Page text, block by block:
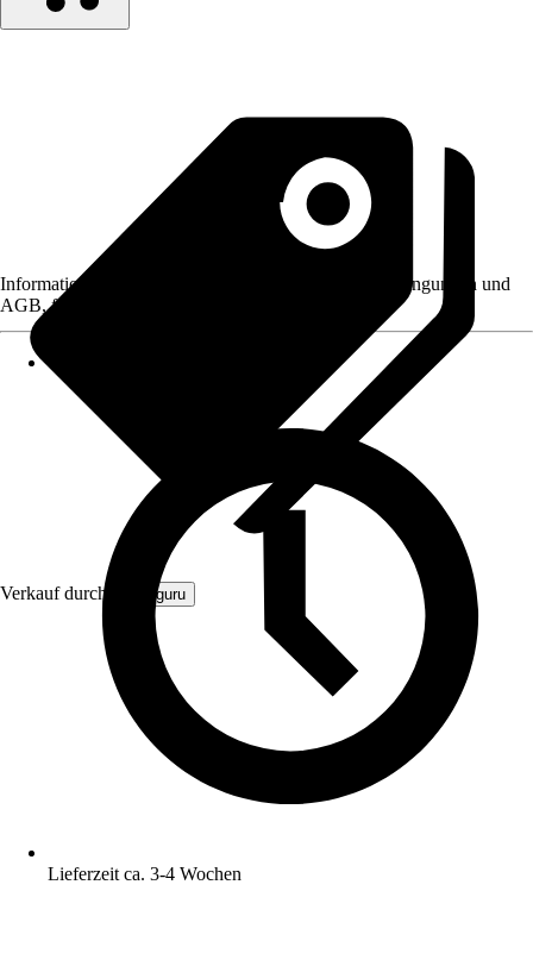
Verkauf durch: Zaunguru
Informationen des Verkäufers, wie z. B. Rückgabebedingungen und
AGB, finden Sie bei Klick auf den Verkäufernamen.
Lieferzeit ca. 3-4 Wochen